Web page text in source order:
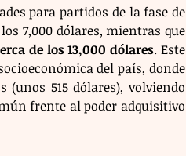
para partidos de la fase de
7,000 dólares, mientras que
de los 13,000 dólares. Este
del país, donde
515 dólares), volviendo
frente al poder adquisitivo